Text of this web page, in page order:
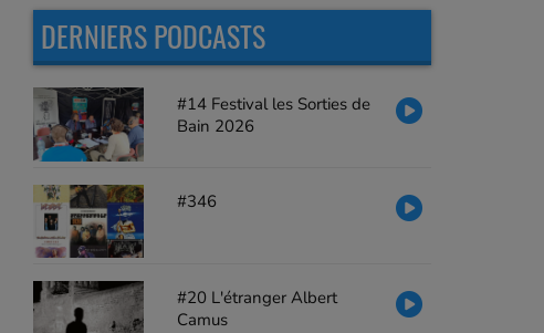
DERNIERS PODCASTS
#14 Festival les Sorties de
Bain 2026
#346
#20 L'étranger Albert
Camus